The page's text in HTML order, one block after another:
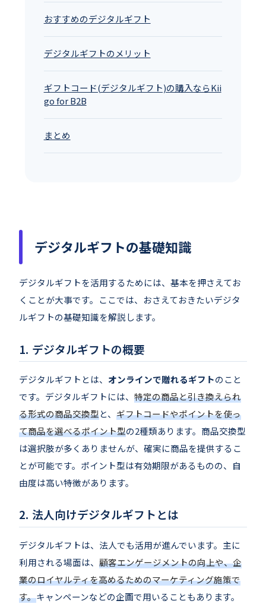
おすすめのデジタルギフト
デジタルギフトのメリット
ギフトコード(デジタルギフト)の購入ならKii
go for B2B
まとめ
デジタルギフトの基礎知識
デジタルギフトを活用するためには、基本を押さえてお
くことが大事です。ここでは、おさえておきたいデジタ
ルギフトの基礎知識を解説します。
デジタルギフトの概要
デジタルギフトとは、 オンラインで贈れるギフトのこと
です。デジタルギフトには、 特定の商品と引き換えられ
る形式の商品交換型と、 ギフトコードやポイントを使っ
て商品を選べるポイント型の2種類あります。商品交換型
は選択肢が多くありませんが、確実に商品を提供するこ
とが可能です。ポイント型は有効期限があるものの、自
由度は高い特徴があります。
法人向けデジタルギフトとは
デジタルギフトは、法人でも活用が進んでいます。主に
利用される場面は、 顧客エンゲージメントの向上や、企
業のロイヤルティを高めるためのマーケティング施策で
す。キャンペーンなどの企画で用いることもあります。